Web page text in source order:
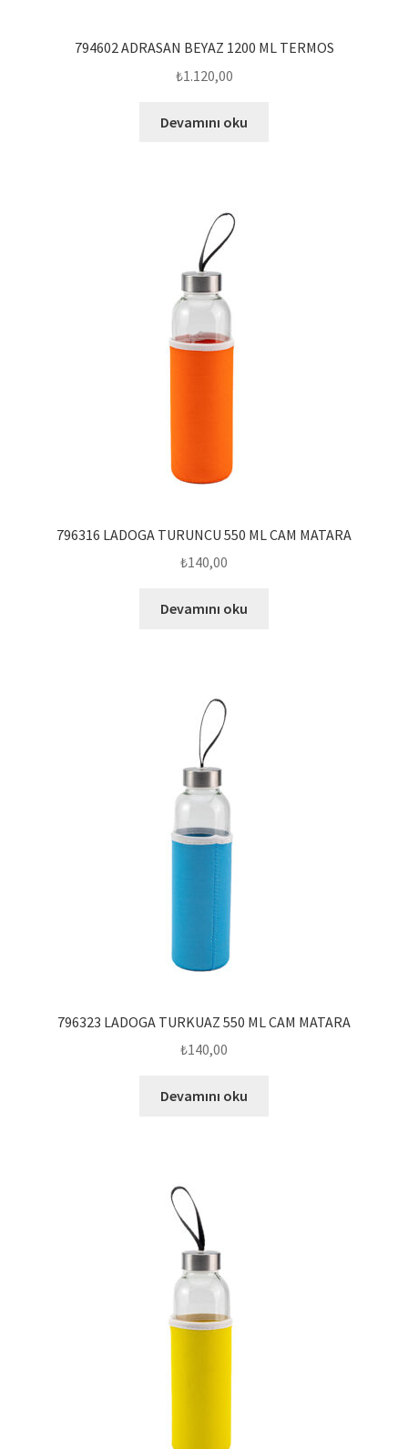
794602 ADRASAN BEYAZ 1200 ML TERMOS
₺1.120,00
Devamını oku
796316 LADOGA TURUNCU 550 ML CAM MATARA
₺140,00
Devamını oku
796323 LADOGA TURKUAZ 550 ML CAM MATARA
₺140,00
Devamını oku